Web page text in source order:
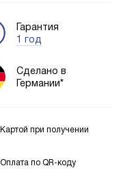
Гарантия
1 год
Сделано в
Германии*
Картой при получении
Оплата по QR-коду